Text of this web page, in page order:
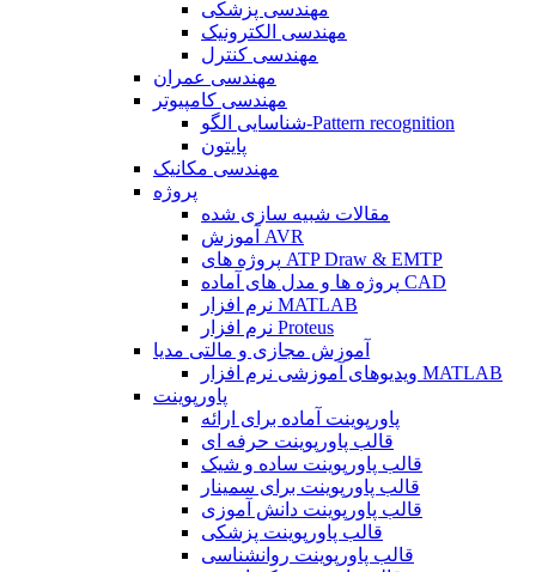
مهندسی پزشکی
مهندسی الکترونیک
مهندسی کنترل
مهندسی عمران
مهندسی کامپیوتر
شناسایی الگو-Pattern recognition
پایتون
مهندسی مکانیک
پروژه
مقالات شبیه سازی شده
آموزش AVR
پروژه های ATP Draw & EMTP
پروژه ها و مدل های آماده CAD
نرم افزار MATLAB
نرم افزار Proteus
آموزش مجازی و مالتی مدیا
ویدیوهای آموزشی نرم افزار MATLAB
پاورپوینت
پاورپوینت آماده برای ارائه
قالب پاورپوینت حرفه ای
قالب پاورپوینت ساده و شیک
قالب پاورپوینت برای سمینار
قالب پاورپوینت دانش آموزی
قالب پاورپوینت پزشکی
قالب پاورپوینت روانشناسی